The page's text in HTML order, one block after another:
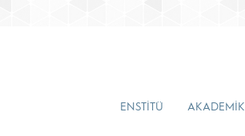
ENSTİTÜ AKADEMİK